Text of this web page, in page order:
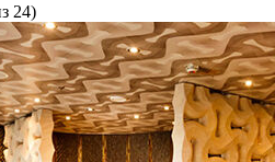
24)